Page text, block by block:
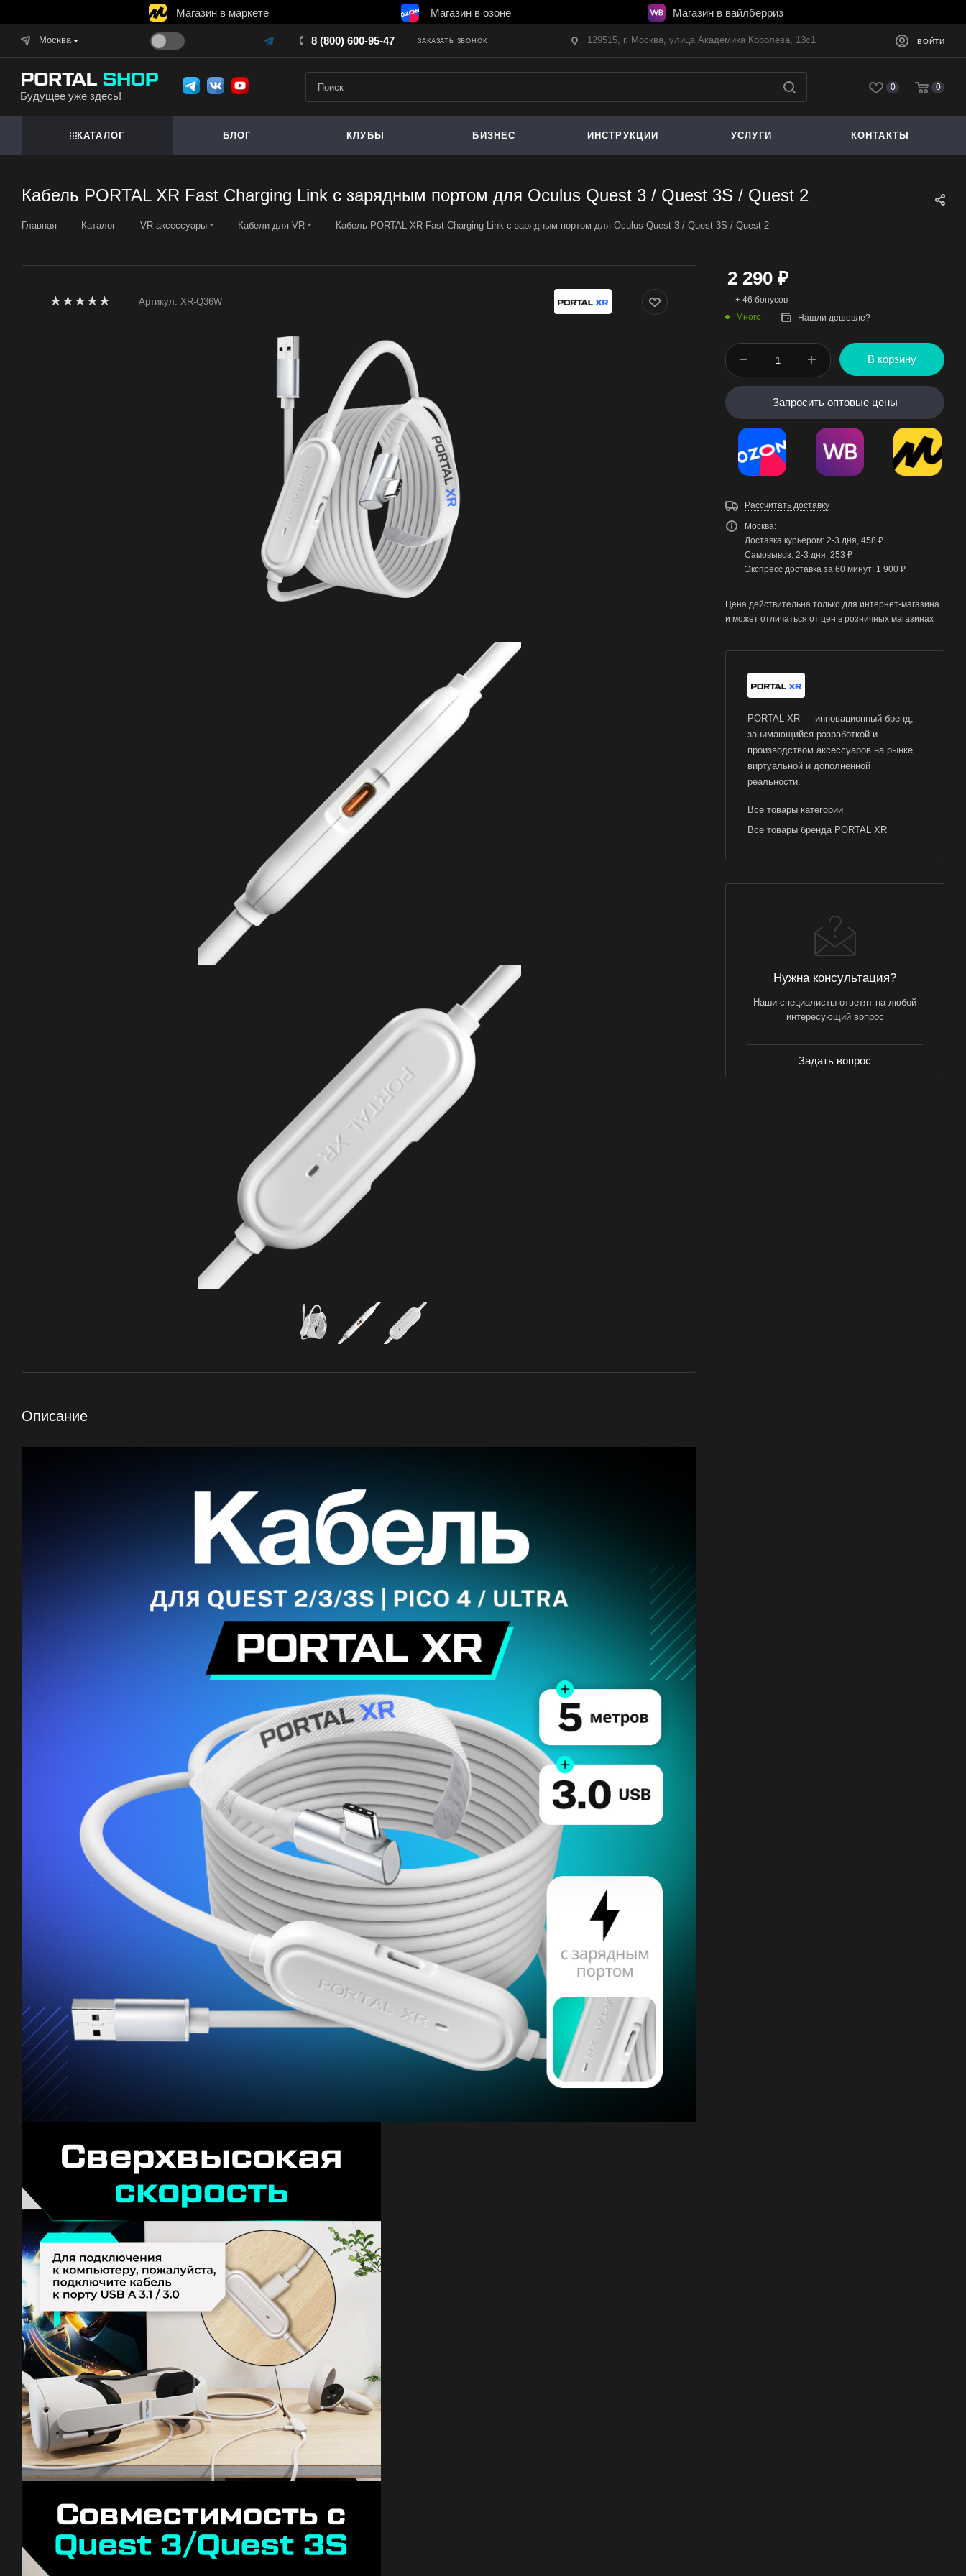
Магазин в маркете Магазин в озоне Магазин в вайлберриз
Москва 8 (800) 600-95-47 ЗАКАЗАТЬ ЗВОНОК 129515, г. Москва, улица Академика Королева, 13с1 ВОЙТИ
Будущее уже здесь!
0 0
КАТАЛОГ БЛОГ КЛУБЫ БИЗНЕС ИНСТРУКЦИИ УСЛУГИ КОНТАКТЫ
Кабель PORTAL XR Fast Charging Link с зарядным портом для Oculus Quest 3 / Quest 3S / Quest 2
Главная — Каталог — VR аксессуары — Кабели для VR — Кабель PORTAL XR Fast Charging Link с зарядным портом для Oculus Quest 3 / Quest 3S / Quest 2
Артикул: XR-Q36W
Описание
2 290 ₽
+ 46 бонусов
Много
Нашли дешевле?
В корзину
Запросить оптовые цены
Рассчитать доставку
Москва:
Доставка курьером: 2-3 дня, 458 ₽
Самовывоз: 2-3 дня, 253 ₽
Экспресс доставка за 60 минут: 1 900 ₽
Цена действительна только для интернет-магазина
и может отличаться от цен в розничных магазинах
PORTAL XR — инновационный бренд,
занимающийся разработкой и
производством аксессуаров на рынке
виртуальной и дополненной
реальности.
Все товары категории
Все товары бренда PORTAL XR
Нужна консультация?
Наши специалисты ответят на любой
интересующий вопрос
Задать вопрос